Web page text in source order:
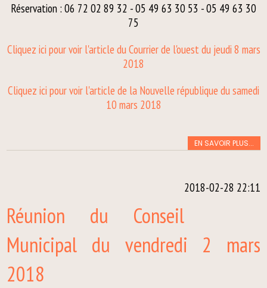
Réservation : 06 72 02 89 32 - 05 49 63 30 53 - 05 49 63 30
75
Cliquez ici pour voir l'article du Courrier de l'ouest du jeudi 8 mars
2018
Cliquez ici pour voir l'article de la Nouvelle république du samedi
10 mars 2018
EN SAVOIR PLUS...
2018-02-28 22:11
Réunion du Conseil
Municipal du vendredi 2 mars
2018